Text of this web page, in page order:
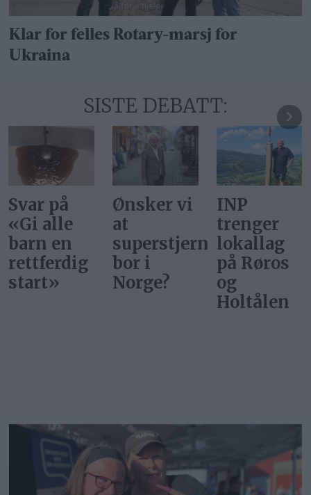
Klar for felles Rotary-marsj for
Ukraina
SISTE DEBATT:
Ønsker vi
at
superstjerner
bor i
Norge?
INP
trenger
lokallag
på Røros
og
Gi alle
barn en
rettferdig
start